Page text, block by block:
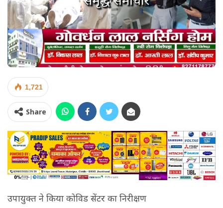
1,721
Share
उपायुक्त ने किया कोविड सेंटर का निरीक्षण